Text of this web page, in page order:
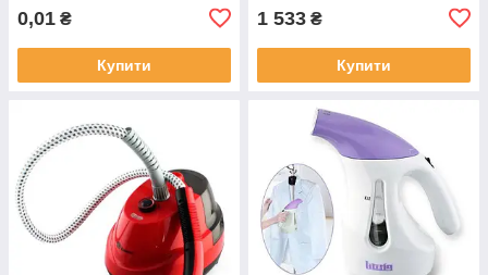
0,01 ₴
Купити
1 533 ₴
Купити